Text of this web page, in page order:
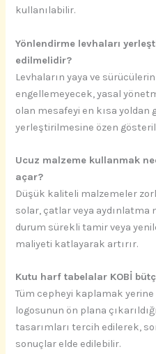
kullanılabilir.
Yönlendirme levhaları
edilmelidir?
Levhaların yaya ve sürücülerin
engellemeyecek, yasal
olan mesafeyi en kısa
yerleştirilmesine özen
Ucuz malzeme kullanmak
açar?
Düşük kaliteli malzemeler
solar, çatlar veya aydınlatma
durum sürekli tamir veya
maliyeti katlayarak artırır.
Kutu harf tabelalar KOBİ
Tüm cepheyi kaplamak yerine
logosunun ön plana
tasarımları tercih edilerek,
sonuçlar elde edilebilir.